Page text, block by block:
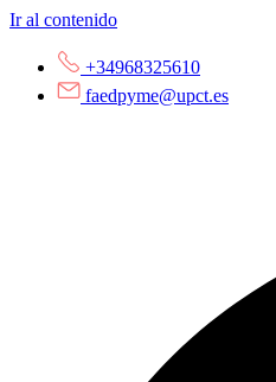
Ir al contenido
+34968325610
faedpyme@upct.es